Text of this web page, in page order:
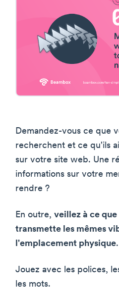
Demandez-vous ce que
recherchent et ce qu'ils
sur votre site web. Une
informations sur votre
rendre ?
En outre, veillez à ce
transmette les mêmes
l'emplacement physique.
Jouez avec les polices,
les mots.